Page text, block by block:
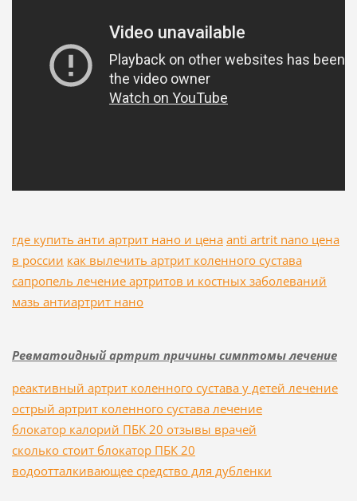
где купить анти артрит нано и цена anti artrit nano цена
в россии как вылечить артрит коленного сустава
сапропель лечение артритов и костных заболеваний
мазь антиартрит нано
Ревматоидный артрит причины симптомы лечение
реактивный артрит коленного сустава у детей лечение
острый артрит коленного сустава лечение
блокатор калорий ПБК 20 отзывы врачей
сколько стоит блокатор ПБК 20
водоотталкивающее средство для дубленки